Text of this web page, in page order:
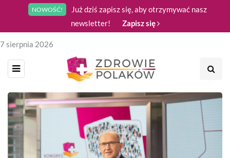
NOWOŚĆ!
Już dziś zapisz się, aby otrzymywać nasz
newsletter!
Zapisz się
7 sierpnia 2026